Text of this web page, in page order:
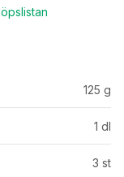
125 g
1 dl
3 st